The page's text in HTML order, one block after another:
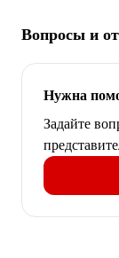
Вопросы и
Нужна
Задайте